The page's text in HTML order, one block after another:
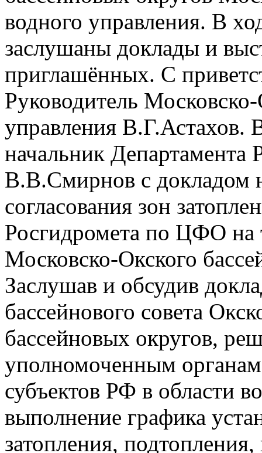
водного управления. В
заслушаны доклады и
приглашённых. С
Руководитель
управления В.Г.Астахов.
начальник
В.В.Смирнов с докладом
согласования зон
Росгидромета по ЦФО на
Московско-Окского
Заслушав и обсудив
бассейнового совета
бассейновых округов,
уполномоченным
субъектов РФ в области
выполнение графика
затопления,